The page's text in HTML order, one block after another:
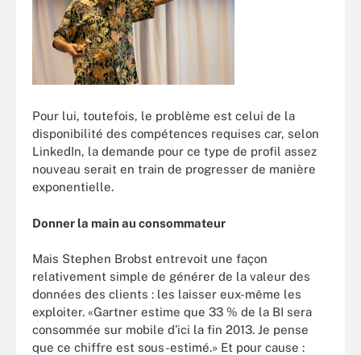
Pour lui, toutefois, le problème est celui de la
disponibilité des compétences requises car, selon
LinkedIn, la demande pour ce type de profil assez
nouveau serait en train de progresser de manière
exponentielle.
Donner la main au consommateur
Mais Stephen Brobst entrevoit une façon
relativement simple de générer de la valeur des
données des clients : les laisser eux-même les
exploiter. «Gartner estime que 33 % de la BI sera
consommée sur mobile d’ici la fin 2013. Je pense
que ce chiffre est sous-estimé.» Et pour cause :